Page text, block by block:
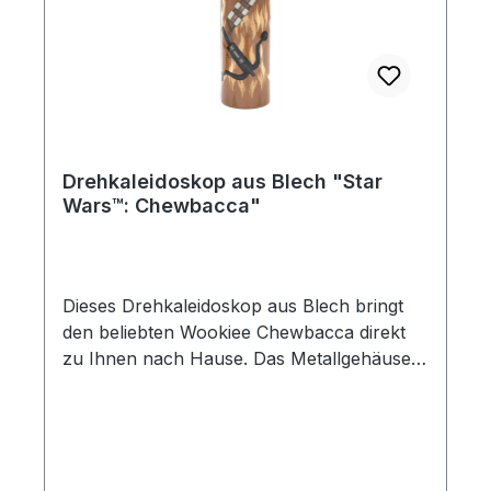
Drehkaleidoskop aus Blech "Star
Wars™: Chewbacca"
Dieses Drehkaleidoskop aus Blech bringt
den beliebten Wookiee Chewbacca direkt
zu Ihnen nach Hause. Das Metallgehäuse